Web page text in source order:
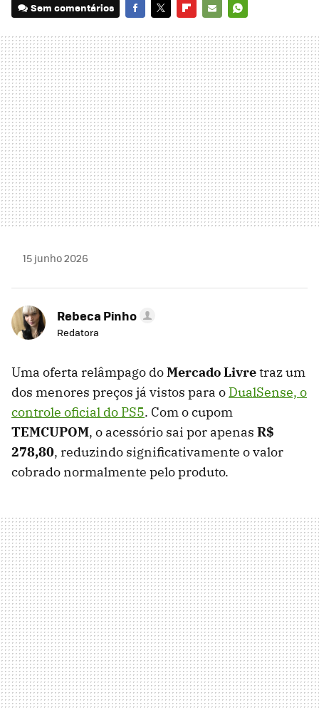
Sem comentários
MAIL
15 junho 2026
Rebeca Pinho
Redatora
Uma oferta relâmpago doMercado Livretraz um
dos menores preços já vistos para o DualSense, o
controle oficial do PS5. Com o cupom
TEMCUPOM, o acessório sai por apenas R$
278,80, reduzindo significativamente o valor
cobrado normalmente pelo produto.